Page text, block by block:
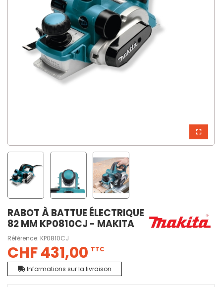
RABOT À BATTUE ÉLECTRIQUE
82 MM KP0810CJ - MAKITA
Référence: KP0810CJ
CHF 431,00 TTC
Informations sur la livraison